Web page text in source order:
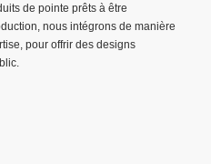
de pointe prêts à être
nous intégrons de manière
pour offrir des designs